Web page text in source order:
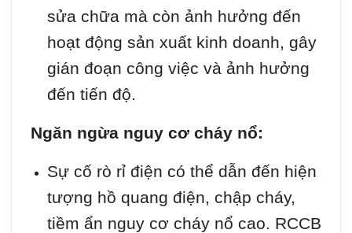
sửa chữa mà còn ảnh hưởng đến
hoạt động sản xuất kinh doanh, gây
gián đoạn công việc và ảnh hưởng
đến tiến độ.
Ngăn ngừa nguy cơ cháy nổ:
Sự cố rò rỉ điện có thể dẫn đến hiện
tượng hồ quang điện, chập cháy,
tiềm ẩn nguy cơ cháy nổ cao. RCCB